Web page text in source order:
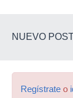
NUEVO
Regístrate o